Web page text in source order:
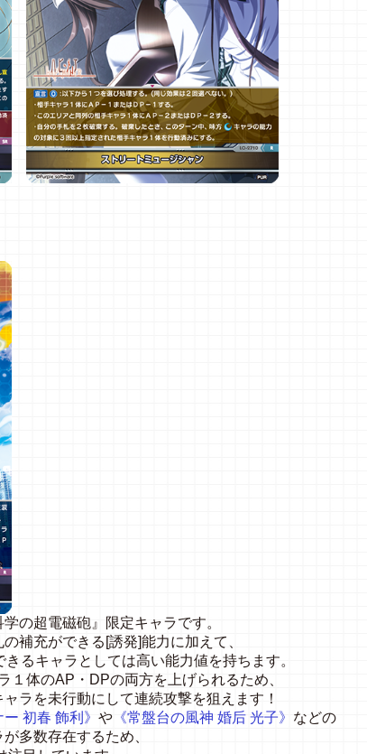
の超電磁砲』限定キャラです。
補充ができる[誘発]能力に加えて、
るキャラとしては高い能力値を持ちます。
１体のAP・DPの両方を上げられるため、
ラを未行動にして連続攻撃を狙えます！
初春 飾利》 や 《常盤台の風神 婚后 光子》 などの
多数存在するため、